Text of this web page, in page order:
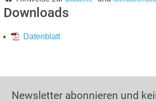
Downloads
Datenblatt
Newsletter abonnieren und